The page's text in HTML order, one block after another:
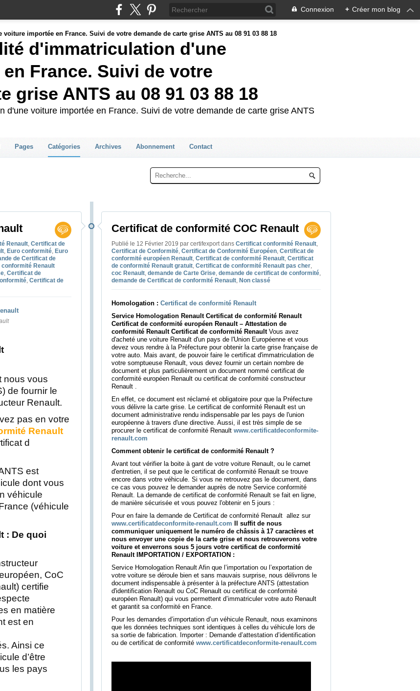
Connexion + Créer mon blog
d'immatriculation d'une
France. Suivi de votre
grise ANTS au 08 91 03 88 18
d'une voiture importée en France. Suivi de votre demande de carte grise ANTS
Pages Catégories Archives Abonnement Contact
Renault Certificat de
Euro conformité Euro
de Certificat de
Renault
Certificat de
Certificat de
nous vous
de fournir le
Renault.
pas en votre
Renault
d
est
dont vous
véhicule
(véhicule
: De quoi
CoC
certifie
en matière
est en
Ainsi ce
d’être
les pays
Certificat de conformité COC Renault
Publié le 12 Février 2019 par certifexport dans Certificat conformité Renault
Certificat de Conformité Certificat de Conformité Européen Certificat de
conformité européen Renault Certificat de conformité Renault Certificat
de conformité Renault gratuit Certificat de conformité Renault pas cher
coc Renault demande de Carte Grise demande de certificat de conformité
demande de Certificat de conformité Renault Non classé
Homologation : Certificat de conformité Renault
Service Homologation Renault Certificat de conformité Renault
Certificat de conformité européen Renault – Attestation de
conformité Renault Certificat de conformité RenaultVous avez
d'acheté une voiture Renault d'un pays de l'Union Européenne et vous
devez vous rendre à la Préfecture pour obtenir la carte grise française de
votre auto. Mais avant, de pouvoir faire le certificat d'immatriculation de
votre somptueuse Renault, vous devez fournir un certain nombre de
document et plus particulièrement un document nommé certificat de
conformité européen Renault ou certificat de conformité constructeur
Renault .
En effet, ce document est réclamé et obligatoire pour que la Préfecture
vous délivre la carte grise. Le certificat de conformité Renault est un
document administrative rendu indispensable par les pays de l'union
européenne à travers d'une directive. Aussi, il est très simple de se
procurer le certificat de conformité Renault www.certificatdeconformite-
renault.com
Comment obtenir le certificat de conformité Renault ?
Avant tout vérifier la boite à gant de votre voiture Renault, ou le carnet
d'entretien, il se peut que le certificat de conformité Renault se trouve
encore dans votre véhicule. Si vous ne retrouvez pas le document, dans
ce cas vous pouvez le demander auprès de notre Service conformité
Renault. La demande de certificat de conformité Renault se fait en ligne,
de manière sécurisée et vous pouvez l'obtenir en 5 jours :
Pour en faire la demande de Certificat de conformité Renault allez sur
www.certificatdeconformite-renault.com Il suffit de nous
communiquer uniquement le numéro de châssis à 17 caractères et
nous envoyer une copie de la carte grise et nous retrouverons votre
voiture et enverrons sous 5 jours votre certificat de conformité
Renault IMPORTATION / EXPORTATION :
Service Homologation Renault Afin que l’importation ou l’exportation de
votre voiture se déroule bien et sans mauvais surprise, nous délivrons le
document indispensable à présenter à la préfecture ANTS (attestation
d'identification Renault ou CoC Renault ou certificat de conformité
européen Renault) qui vous permettent d’immatriculer votre auto Renault
et garantit sa conformité en France.
Pour les demandes d’importation d’un véhicule Renault, nous examinons
que les données techniques sont identiques à celles du véhicule lors de
sa sortie de fabrication. Importer : Demande d’attestation d’identification
ou de certificat de conformité www.certificatdeconformite-renault.com